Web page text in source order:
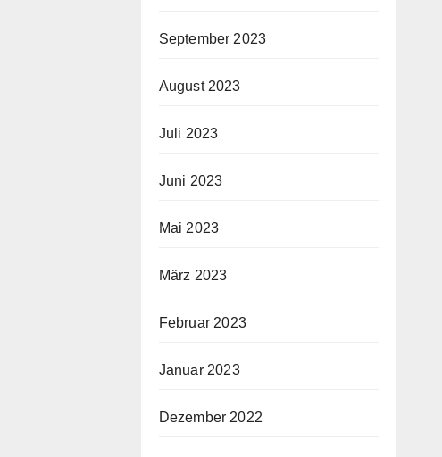
September 2023
August 2023
Juli 2023
Juni 2023
Mai 2023
März 2023
Februar 2023
Januar 2023
Dezember 2022